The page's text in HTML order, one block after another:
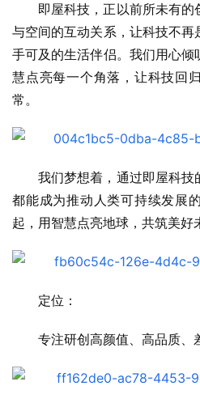
即屋科技，正以前所未有
与空间的互动关系，让科技不
手可及的生活伴侣。我们用心
慧点亮每一个角落，让科技回
常。
我们梦想着，通过即屋科
都能成为推动人类可持续发展
起，用智慧点亮地球，共筑美好
定位：
专注研创高颜值、高品质、